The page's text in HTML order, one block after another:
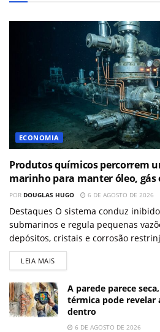
ECONOMIA
Produtos químicos percorrem
marinho para manter óleo,
POR DOUGLAS HUGO 6 DE AGOSTO DE 2026
Destaques O sistema conduz
submarinos e regula pequenas
depósitos, cristais e corrosão
LEIA MAIS
A parede parece
térmica pode revelar
dentro
6 DE AGOSTO DE 2026